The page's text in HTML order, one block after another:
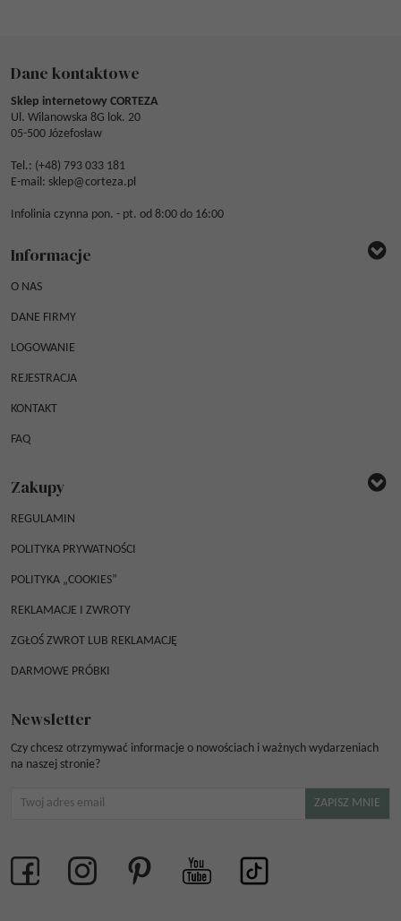
Dane kontaktowe
Sklep internetowy CORTEZA
Ul. Wilanowska 8G lok. 20
05-500 Józefosław
Tel.: (+48) 793 033 181
E-mail: sklep@corteza.pl
Infolinia czynna pon. - pt. od 8:00 do 16:00
Informacje
O NAS
DANE FIRMY
LOGOWANIE
REJESTRACJA
KONTAKT
FAQ
Zakupy
REGULAMIN
POLITYKA PRYWATNOŚCI
POLITYKA „COOKIES”
REKLAMACJE I ZWROTY
ZGŁOŚ ZWROT LUB REKLAMACJĘ
DARMOWE PRÓBKI
Newsletter
Czy chcesz otrzymywać informacje o nowościach i ważnych wydarzeniach
na naszej stronie?